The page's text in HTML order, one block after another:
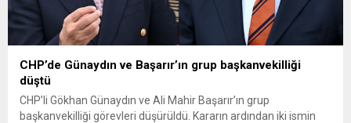
CHP’de Günaydın ve Başarır’ın grup başkanvekilliği
düştü
CHP’li Gökhan Günaydın ve Ali Mahir Başarır’ın grup
başkanvekilliği görevleri düşürüldü. Kararın ardından iki ismin